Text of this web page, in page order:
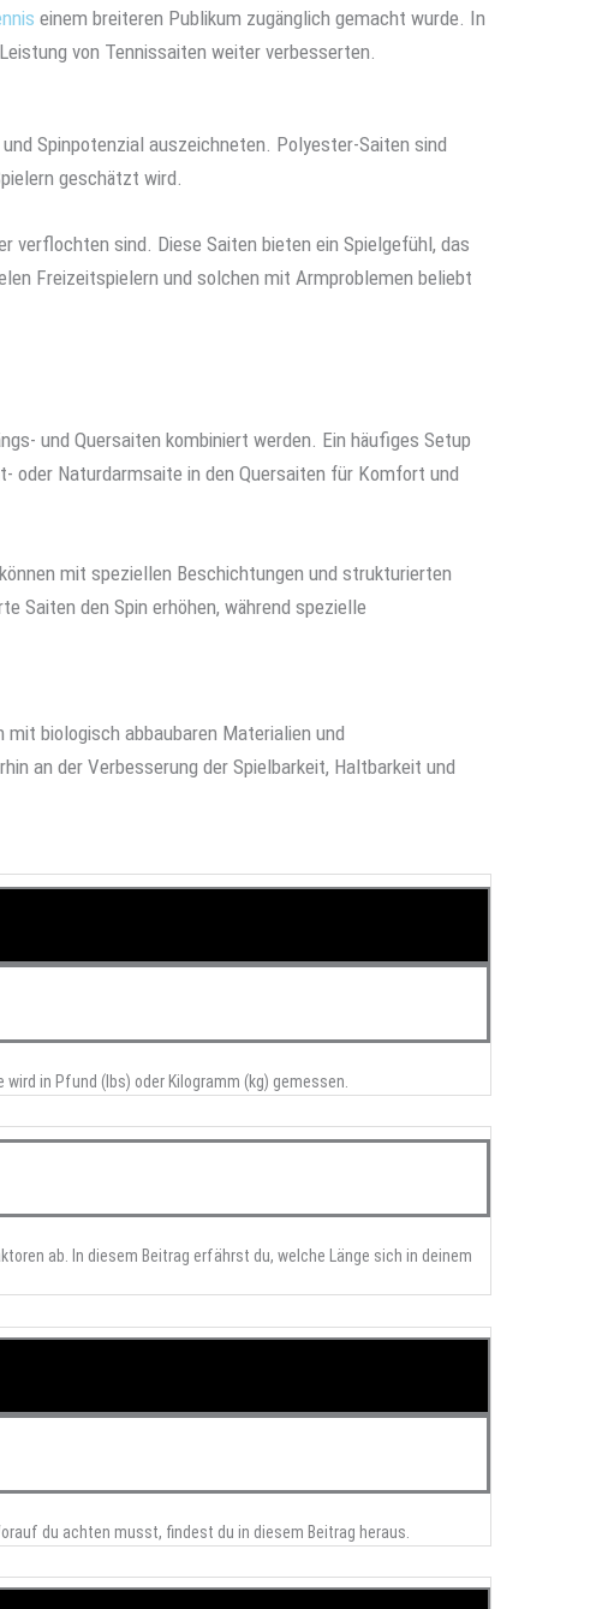
einem breiteren Publikum zugänglich gemacht wurde. In
von Tennissaiten weiter verbesserten.
Spinpotenzial auszeichneten. Polyester-Saiten sind
geschätzt wird.
verflochten sind. Diese Saiten bieten ein Spielgefühl, das
Freizeitspielern und solchen mit Armproblemen beliebt
und Quersaiten kombiniert werden. Ein häufiges Setup
oder Naturdarmsaite in den Quersaiten für Komfort und
mit speziellen Beschichtungen und strukturierten
Saiten den Spin erhöhen, während spezielle
biologisch abbaubaren Materialien und
an der Verbesserung der Spielbarkeit, Haltbarkeit und
in Pfund (lbs) oder Kilogramm (kg) gemessen.
ab. In diesem Beitrag erfährst du, welche Länge sich in deinem
du achten musst, findest du in diesem Beitrag heraus.